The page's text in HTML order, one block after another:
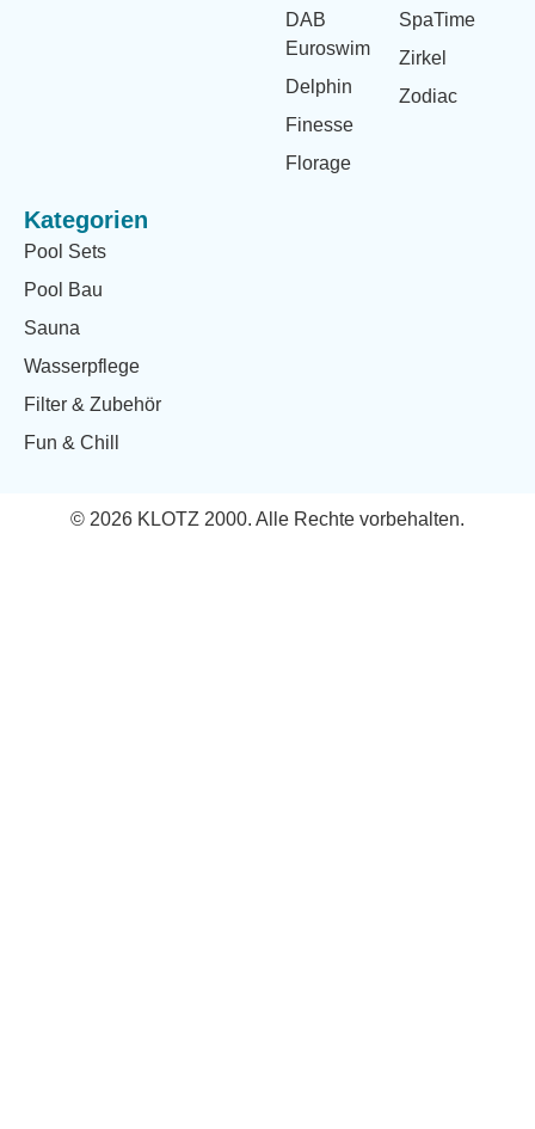
DAB
Euroswim
Delphin
Finesse
Florage
SpaTime
Zirkel
Zodiac
Kategorien
Pool Sets
Pool Bau
Sauna
Wasserpflege
Filter & Zubehör
Fun & Chill
© 2026 KLOTZ 2000. Alle Rechte vorbehalten.